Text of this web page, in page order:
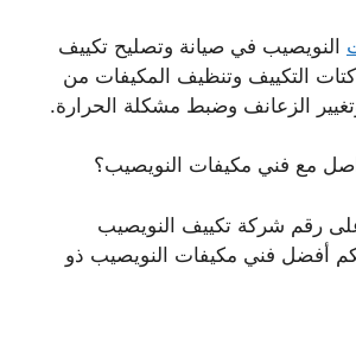
النويصيب في صيانة وتصليح تكييف
التكييف وتنظيف المكيفات من
الزعانف وضبط مشكلة الحرارة.
مع فني مكيفات النويصيب؟
رقم شركة تكييف النويصيب
أفضل فني مكيفات النويصيب ذو